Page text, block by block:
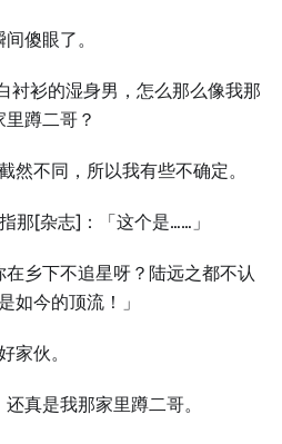
傻眼了。
衬衫的湿身男，怎么那么像我那
里蹲二哥？
然不同，所以我有些不确定。
那[杂志] ：「这个是……」
乡下不追星呀？陆远之都不认
如今的顶流！」
家伙。
真是我那家里蹲二哥。